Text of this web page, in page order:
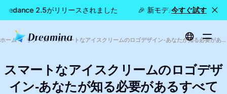
2.5がリリースされました 🎉 新モデル公開：
今すぐ試す
ホーム リソース スマートなアイスクリームのロゴデザイン-あなたが知る必要があるすべて
スマートなアイスクリームのロゴデザ
イン-あなたが知る必要があるすべて